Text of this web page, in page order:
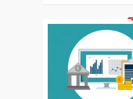
Descuentos especiales
Sin requisitos de acceso